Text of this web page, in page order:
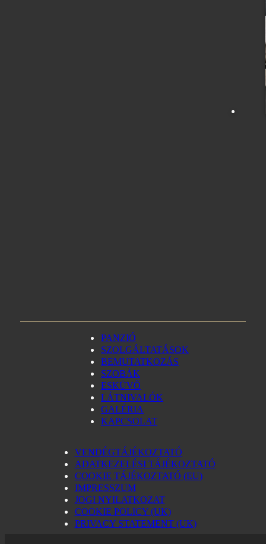
PANZIÓ
SZOLGÁLTATÁSOK
BEMUTATKOZÁS
SZOBÁK
ESKÜVŐ
LÁTNIVALÓK
GALÉRIA
KAPCSOLAT
VENDÉGTÁJÉKOZTATÓ
ADATKEZELÉSI TÁJÉKOZTATÓ
COOKIE TÁJÉKOZTATÓ (EU)
IMPRESSZUM
JOGI NYILATKOZAT
COOKIE POLICY (UK)
PRIVACY STATEMENT (UK)